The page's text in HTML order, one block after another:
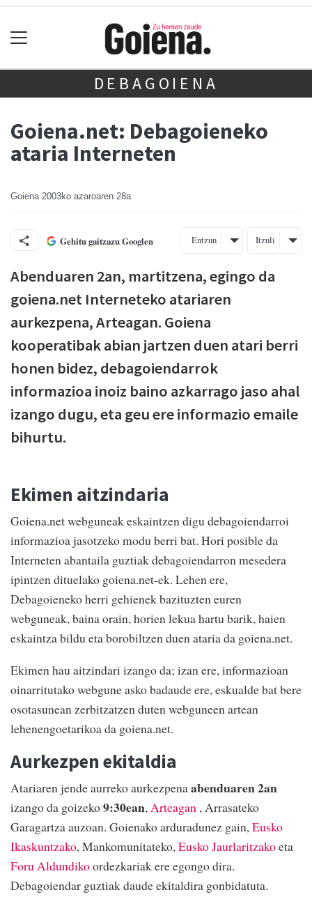
DEBAGOIENA
Goiena.net: Debagoieneko
ataria Interneten
Goiena 2003ko azaroaren 28a
Gehitu gaitzazu Googlen Entzun Itzuli
Abenduaren 2an, martitzena, egingo da
goiena.net Interneteko atariaren
aurkezpena, Arteagan. Goiena
kooperatibak abian jartzen duen atari berri
honen bidez, debagoiendarrok
informazioa inoiz baino azkarrago jaso ahal
izango dugu, eta geu ere informazio emaile
bihurtu.
Ekimen aitzindaria
Goiena.net webguneak eskaintzen digu debagoiendarroi
informazioa jasotzeko modu berri bat. Hori posible da
Interneten abantaila guztiak debagoiendarron mesedera
ipintzen dituelako goiena.net-ek. Lehen ere,
Debagoieneko herri gehienek bazituzten euren
webguneak, baina orain, horien lekua hartu barik, haien
eskaintza bildu eta borobiltzen duen ataria da goiena.net.
Ekimen hau aitzindari izango da; izan ere, informazioan
oinarritutako webgune asko badaude ere, eskualde bat bere
osotasunean zerbitzatzen duten webguneen artean
lehenengoetarikoa da goiena.net.
Aurkezpen ekitaldia
Atariaren jende aurreko aurkezpenaabenduaren 2an
izango da goizeko9:30ean,Arteagan , Arrasateko
Garagartza auzoan. Goienako arduradunez gain,Eusko
Ikaskuntzako, Mankomunitateko,Eusko Jaurlaritzakoeta
Foru Aldundikoordezkariak ere egongo dira.
Debagoiendar guztiak daude ekitaldira gonbidatuta.